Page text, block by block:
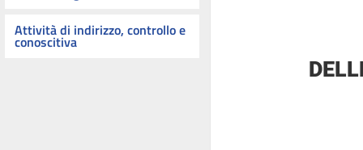
Attività di indirizzo, controllo e
conoscitiva